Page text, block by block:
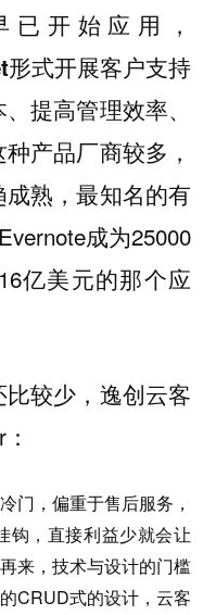
已开始应用，
式开展客户支持
提高管理效率、
种产品厂商较多，
熟，最知名的有
成为25000
亿美元的那个应
较少，逸创云客
门，偏重于售后服务，
钩，直接利益少就会让
来，技术与设计的门槛
CRUD式的设计，云客